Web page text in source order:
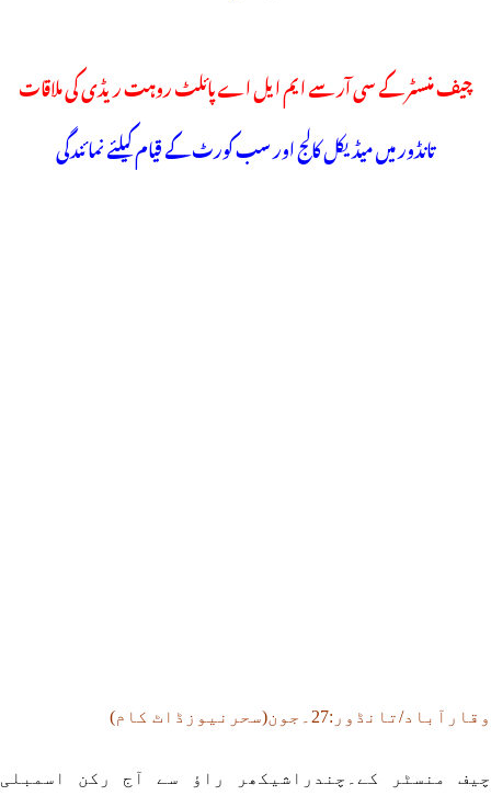
چیف منسٹر کے سی آر سے ایم ایل اے پائلٹ روہت ریڈی کی ملاقات
تانڈور میں میڈیکل کالج اور سب کورٹ کے قیام کیلئے نمائندگی
وقارآباد/تانڈور:27۔جون(سحرنیوزڈاٹ کام)
چیف منسٹر کے۔چندراشیکھر راؤ سے آج رکن اسمبلی